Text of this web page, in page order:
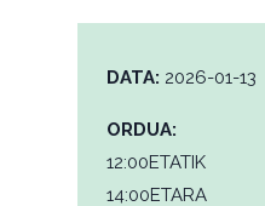
DATA: 2026-01-13
ORDUA:
12:00ETATIK
14:00ETARA